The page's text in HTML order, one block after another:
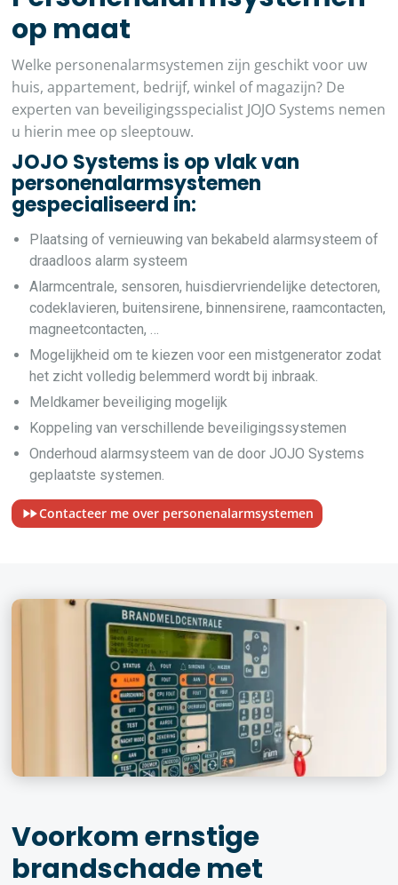
op maat
Welke personenalarmsystemen zijn geschikt voor uw
huis, appartement, bedrijf, winkel of magazijn? De
experten van beveiligingsspecialist JOJO Systems nemen
u hierin mee op sleeptouw.
JOJO Systems is op vlak van
personenalarmsystemen
gespecialiseerd in:
Plaatsing of vernieuwing van bekabeld alarmsysteem of
draadloos alarm systeem
Alarmcentrale, sensoren, huisdiervriendelijke detectoren,
codeklavieren, buitensirene, binnensirene, raamcontacten,
magneetcontacten, …
Mogelijkheid om te kiezen voor een mistgenerator zodat
het zicht volledig belemmerd wordt bij inbraak.
Meldkamer beveiliging mogelijk
Koppeling van verschillende beveiligingssystemen
Onderhoud alarmsysteem van de door JOJO Systems
geplaatste systemen.
Contacteer me over personenalarmsystemen
Voorkom ernstige
brandschade met